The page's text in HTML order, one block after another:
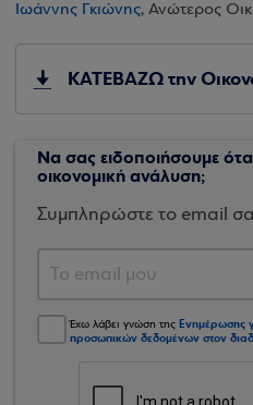
Ιωάννης Γκιώνης, Ανώτερος
ΚΑΤΕΒΑΖΩ την
Να σας ειδοποιήσουμε
οικονομική ανάλυση;
Συμπληρώστε το email
Έχω λάβει γνώση της Ενημέρωσης
προσωπικών δεδομένων στον